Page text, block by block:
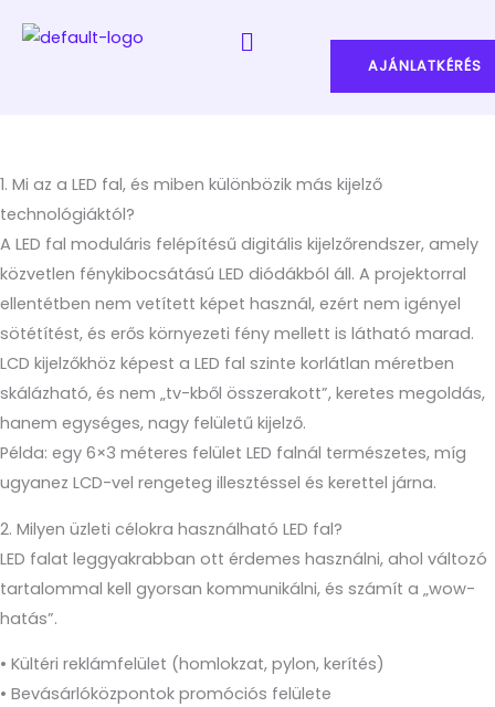
Menu
AJÁNLATKÉRÉS
1. Mi az a LED fal, és miben különbözik más kijelző
technológiáktól?
A LED fal moduláris felépítésű digitális kijelzőrendszer, amely
közvetlen fénykibocsátású LED diódákból áll. A projektorral
ellentétben nem vetített képet használ, ezért nem igényel
sötétítést, és erős környezeti fény mellett is látható marad.
LCD kijelzőkhöz képest a LED fal szinte korlátlan méretben
skálázható, és nem „tv-kből összerakott”, keretes megoldás,
hanem egységes, nagy felületű kijelző.
Példa: egy 6×3 méteres felület LED falnál természetes, míg
ugyanez LCD-vel rengeteg illesztéssel és kerettel járna.
2. Milyen üzleti célokra használható LED fal?
LED falat leggyakrabban ott érdemes használni, ahol változó
tartalommal kell gyorsan kommunikálni, és számít a „wow-
hatás”.
• Kültéri reklámfelület (homlokzat, pylon, kerítés)
• Bevásárlóközpontok promóciós felülete